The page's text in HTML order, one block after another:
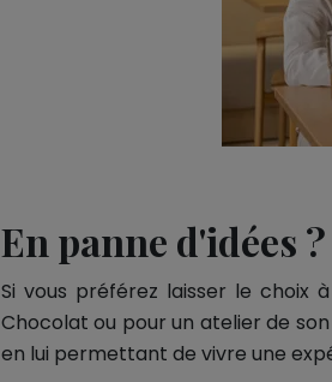
En panne d'idées
Si vous préférez laisser le choix
Chocolat ou pour un atelier de
en lui permettant de vivre une